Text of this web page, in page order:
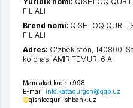
Mamlakat kodi: +998
E-mail: info.kattaqurgon@qqb.uz
qishloqqurilishbank.uz
FILIALI
Brend nomi: QISHLOQ
FILIALI
Adres: O'zbekiston, 140800,
ko'chasi AMIR TEMUR, 6 A